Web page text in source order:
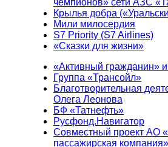
чемпионов» сети АЗС
Крылья добра
Мили милосердия
S7 Priority (S7 Airlines)
«Сказки для жизни»
«Активный гражданин»
Группа «Трансойл»
Благотворительная
Олега Леонова
БФ «Татнефть»
Русфонд.Навигатор
Совместный проект АО
пассажирская